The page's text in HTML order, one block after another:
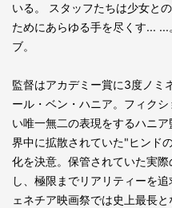
いる。 スタッフたちは少女と
ためにあらゆる手を尽くす...
ブ。
監督はアカデミー賞に3度ノミ
ール・ベン・ハニア。フィク
い唯一無二の表現をするハニ
界中に拡散されていた"ヒンド
化を決意。保管されていた実
し、極限までリアリティーを
ェネチア映画祭では史上最長